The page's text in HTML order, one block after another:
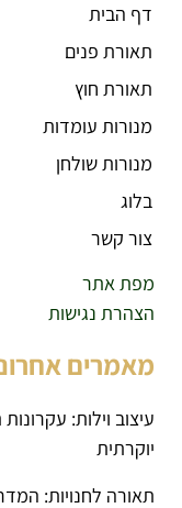
דף הבית
תאורת פנים
תאורת חוץ
מנורות עומדות
מנורות שולחן
בלוג
צור קשר
מפת אתר
הצהרת נגישות
מאמרים
עיצוב וילות:
יוקרתית
תאורה לחנויות: